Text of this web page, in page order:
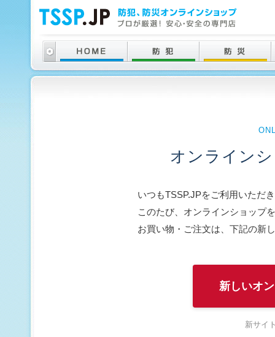
オンライン
いつもTSSP.JPをご利用いただ
このたび、オンラインショップ
お買い物・ご注文は、下記の新
新しいオ
新サイ